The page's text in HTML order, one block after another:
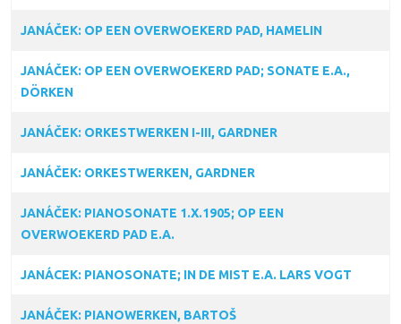
JANÁČEK: OP EEN OVERWOEKERD PAD, HAMELIN
JANÁČEK: OP EEN OVERWOEKERD PAD; SONATE E.A.,
DÖRKEN
JANÁČEK: ORKESTWERKEN I-III, GARDNER
JANÁČEK: ORKESTWERKEN, GARDNER
JANÁČEK: PIANOSONATE 1.X.1905; OP EEN
OVERWOEKERD PAD E.A.
JANÁCEK: PIANOSONATE; IN DE MIST E.A. LARS VOGT
JANÁČEK: PIANOWERKEN, BARTOŠ